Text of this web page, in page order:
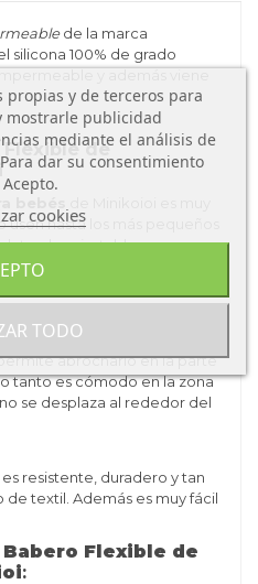
de la marca
silicona 100% de grado
de
hasta los más pequeños
ajustable que nos
Además incluye un bolsillo
trae elbabero de
abrocharlo en la parte
tanto es cómodo en la zona
se desplaza al rededor del
resistente, duradero y tan
textil. Además es muy fácil
Flexible de
:
propias y de terceros para
mostrarle publicidad
mediante el análisis de
dar su consentimiento
cookies
TODO